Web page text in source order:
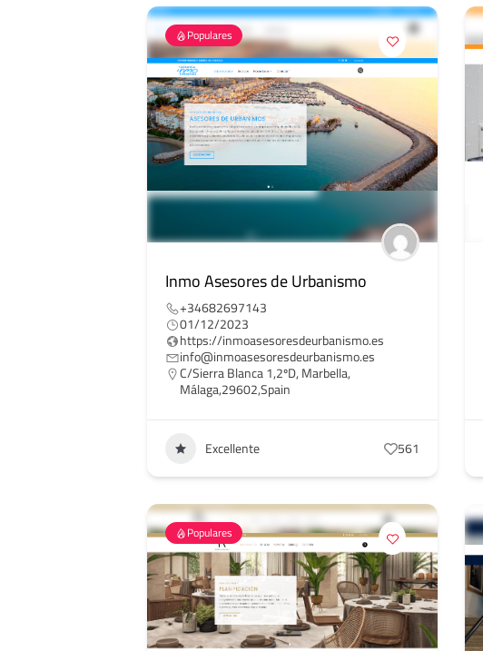
Populares
Inmo Asesores de Urbanismo
+34682697143
01/12/2023
https://inmoasesoresdeurbanismo.es
info@inmoasesoresdeurbanismo.es
C/Sierra Blanca 1,2ºD, Marbella,
Málaga,29602,Spain
Excellente 561
Populares